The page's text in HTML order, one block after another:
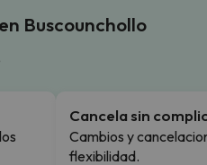
Buscounchollo
Cancela sin
Cambios y
flexibilidad.